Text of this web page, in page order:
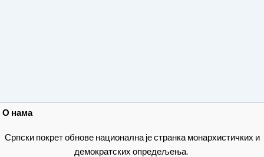
О нама
Српски покрет обнове национална је странка монархистичких и
демократских опредељења.